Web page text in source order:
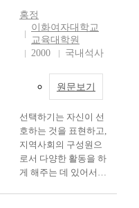
홍정
이화여자대학교
교육대학원
2000
국내석사
원문보기
선택하기는 자신이 선
호하는 것을 표현하고,
지역사회의 구성원으
로서 다양한 활동을 하
게 해주는 데 있어서